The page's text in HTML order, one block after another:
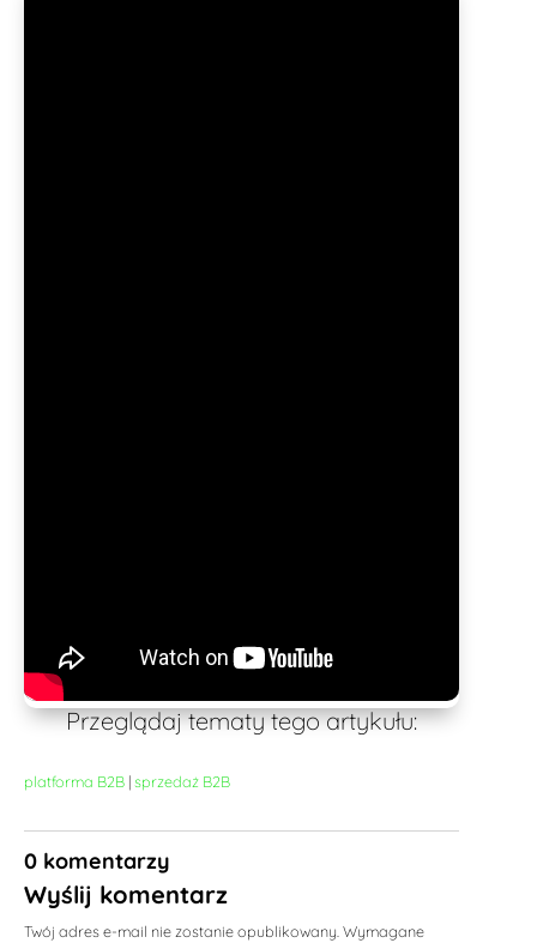
Przeglądaj tematy tego artykułu:
platforma B2B |sprzedaż B2B
0 komentarzy
Wyślij komentarz
Twój adres e-mail nie zostanie opublikowany. Wymagane